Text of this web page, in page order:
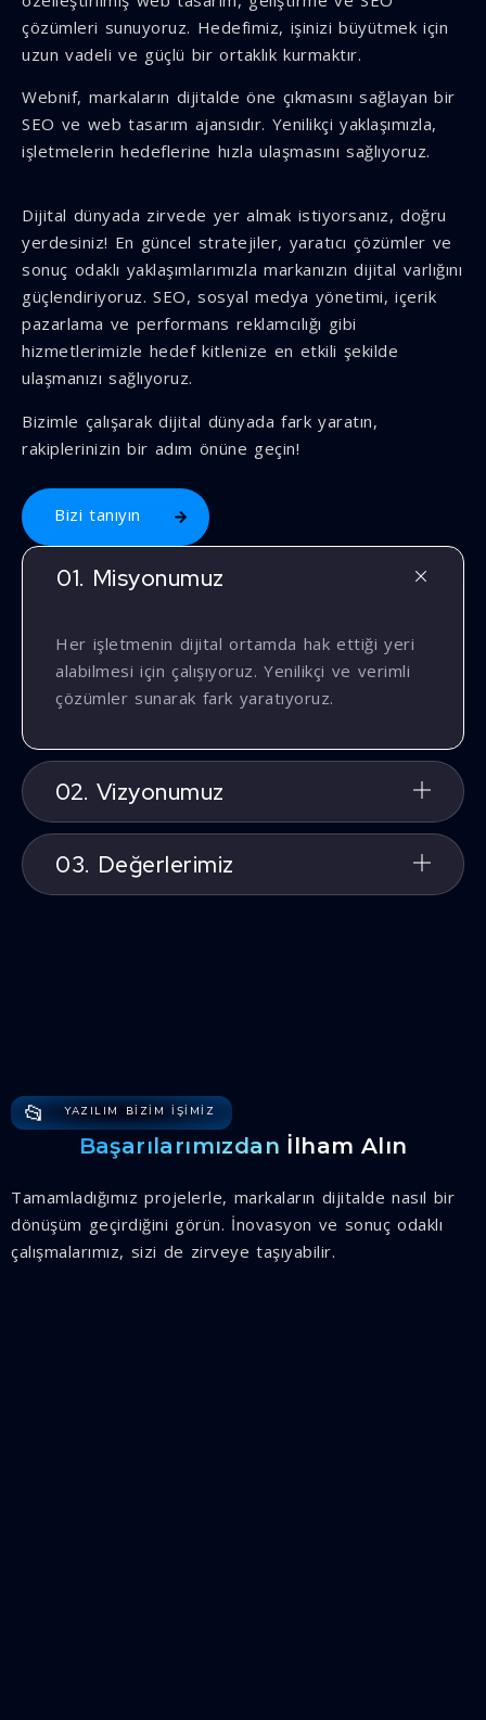
01. Misyonumuz
Her işletmenin dijital ortamda hak ettiği yeri
alabilmesi için çalışıyoruz. Yenilikçi ve verimli
çözümler sunarak fark yaratıyoruz.
02. Vizyonumuz
03. Değerlerimiz
çözümleri sunuyoruz. Hedefimiz, işinizi büyütmek için
uzun vadeli ve güçlü bir ortaklık kurmaktır.
Webnif, markaların dijitalde öne çıkmasını sağlayan bir
SEO ve web tasarım ajansıdır. Yenilikçi yaklaşımızla,
işletmelerin hedeflerine hızla ulaşmasını sağlıyoruz.
Dijital dünyada zirvede yer almak istiyorsanız, doğru
yerdesiniz! En güncel stratejiler, yaratıcı çözümler ve
sonuç odaklı yaklaşımlarımızla markanızın dijital varlığını
güçlendiriyoruz. SEO, sosyal medya yönetimi, içerik
pazarlama ve performans reklamcılığı gibi
hizmetlerimizle hedef kitlenize en etkili şekilde
ulaşmanızı sağlıyoruz.
Bizimle çalışarak dijital dünyada fark yaratın,
rakiplerinizin bir adım önüne geçin!
Bizi tanıyın
📂 YAZILIM BIZIM IŞIMIZ
Başarılarımızdan İlham Alın
Tamamladığımız projelerle, markaların dijitalde nasıl bir
dönüşüm geçirdiğini görün. İnovasyon ve sonuç odaklı
çalışmalarımız, sizi de zirveye taşıyabilir.